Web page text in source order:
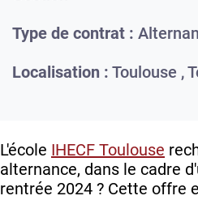
Type de contrat :
Localisation : Toulouse ,
L'école IHECF Toulouse
alternance, dans le cadre
rentrée 2024 ? Cette offre